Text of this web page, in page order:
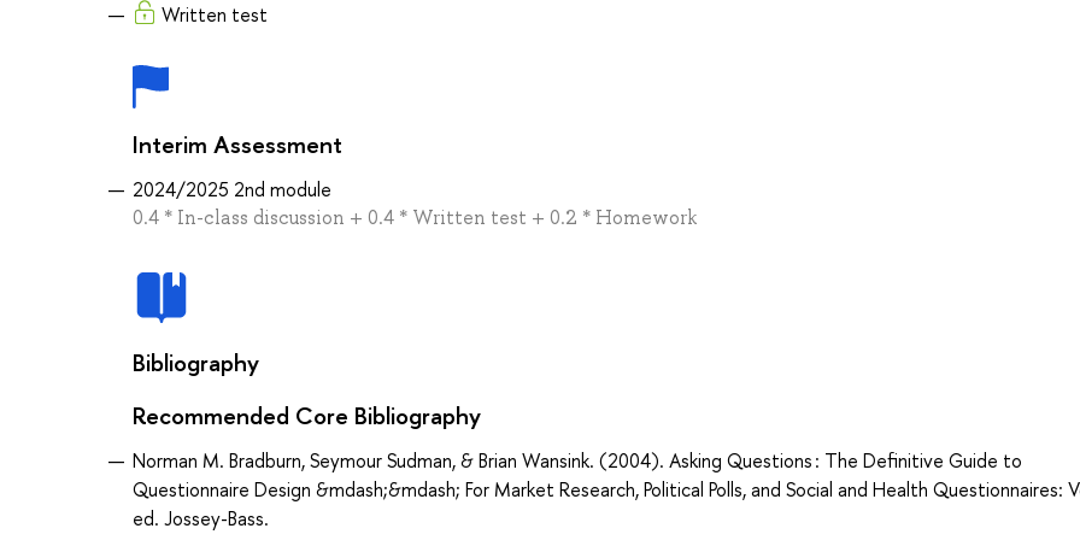
Written test
Interim Assessment
2024/2025 2nd module
0.4 * In-class discussion + 0.4 * Written test + 0.2 * Homework
Bibliography
Recommended Core Bibliography
Norman M. Bradburn, Seymour Sudman, & Brian Wansink. (2004). Asking Questions : The Definitive Guide to
Questionnaire Design &mdash;&mdash; For Market Research, Political Polls, and Social and Health Questionnaires:
ed. Jossey-Bass.